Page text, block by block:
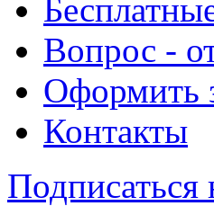
Вопрос -
Оформить
Контакты
Подписаться